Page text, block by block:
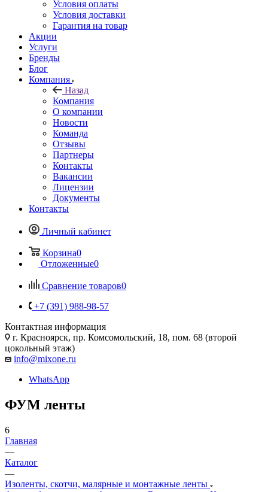
Условия оплаты
Условия доставки
Гарантия на товар
Акции
Услуги
Бренды
Блог
Компания
Назад
Компания
О компании
Новости
Команда
Отзывы
Партнеры
Контакты
Вакансии
Лицензии
Документы
Контакты
Личный кабинет
Корзина0
Отложенные0
Сравнение товаров0
+7 (391) 988-98-57
Контактная информация
г. Красноярск, пр. Комсомольский, 18, пом. 68 (второй
цокольный этаж)
info@mixone.ru
WhatsApp
ФУМ ленты
6
Главная
—
Каталог
—
Изоленты, скотчи, малярные и монтажные ленты